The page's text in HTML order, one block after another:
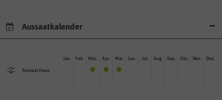
Aussaatkalender
Aussaat Haus
Jan. Feb. Mär. Apr. Mai Jun. Jul. Aug. Sep. Okt. Nov. Dez.